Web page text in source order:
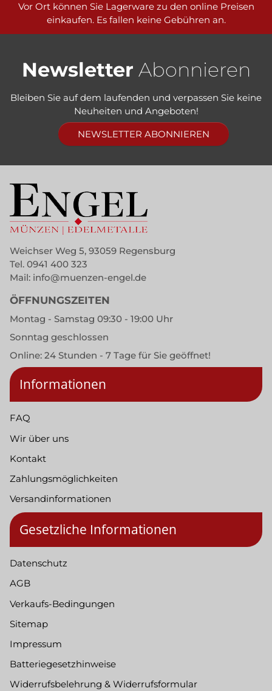
Vor Ort können Sie Lagerware zu den online Preisen
einkaufen. Es fallen keine Gebühren an.
Newsletter Abonnieren
Bleiben Sie auf dem laufenden und verpassen Sie keine
Neuheiten und Angeboten!
NEWSLETTER ABONNIEREN
Weichser Weg 5, 93059 Regensburg
Tel. 0941 400 323
Mail: info@muenzen-engel.de
ÖFFNUNGSZEITEN
Montag - Samstag 09:30 - 19:00 Uhr
Sonntag geschlossen
Online: 24 Stunden - 7 Tage für Sie geöffnet!
Informationen
FAQ
Wir über uns
Kontakt
Zahlungsmöglichkeiten
Versandinformationen
Gesetzliche Informationen
Datenschutz
AGB
Verkaufs-Bedingungen
Sitemap
Impressum
Batteriegesetzhinweise
Widerrufsbelehrung & Widerrufsformular